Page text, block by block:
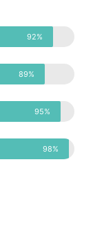
92%
89%
95%
98%